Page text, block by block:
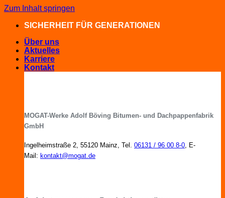
Zum Inhalt springen
SICHERHEIT FÜR GENERATIONEN
Über uns
Aktuelles
Karriere
Kontakt
MOGAT-Werke Adolf Böving Bitumen- und Dachpappenfabrik
GmbH
Ingelheimstraße 2, 55120 Mainz, Tel. 06131 / 96 00 8-0, E-
Mail: kontakt@mogat.de